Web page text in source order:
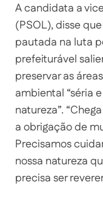
A candidata a
(PSOL), disse
pautada na luta
prefeiturável
preservar as
ambiental “séria
natureza”.
a obrigação de
Precisamos
nossa natureza
precisa ser